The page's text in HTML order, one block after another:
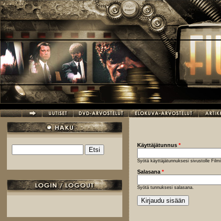
Hyppää pääsisältöön
Hakulomake
Käyttäjätunnus *
Syötä käyttäjätunnuksesi sivustolle
Salasana *
Syötä tunnuksesi salasana.